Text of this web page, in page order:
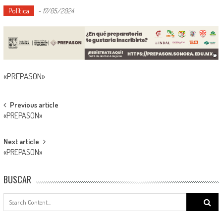
Política - 17/05/2024
«PREPASON»
Post
navigation
Previous article
«PREPASON»
Next article
«PREPASON»
BUSCAR
Search
for: